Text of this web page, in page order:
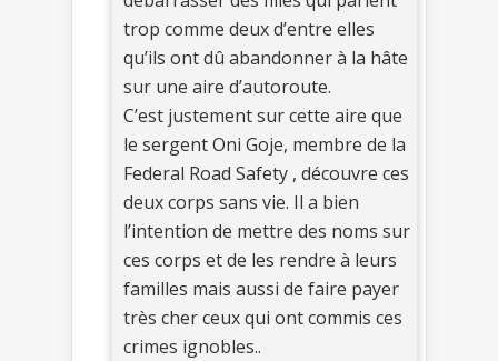
trop comme deux d’entre elles
qu’ils ont dû abandonner à la hâte
sur une aire d’autoroute.
C’est justement sur cette aire que
le sergent Oni Goje, membre de la
Federal Road Safety , découvre ces
deux corps sans vie. Il a bien
l’intention de mettre des noms sur
ces corps et de les rendre à leurs
familles mais aussi de faire payer
très cher ceux qui ont commis ces
crimes ignobles..